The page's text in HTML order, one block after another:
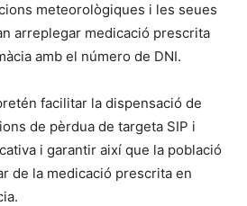
meteorològiques i les seues
arreplegar medicació prescrita
amb el número de DNI.
facilitar la dispensació de
de pèrdua de targeta SIP i
i garantir així que la població
de la medicació prescrita en